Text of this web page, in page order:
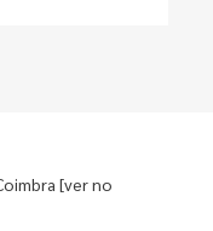
[ver no